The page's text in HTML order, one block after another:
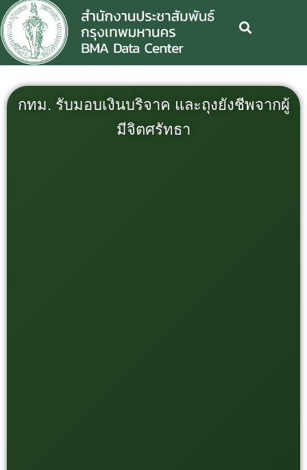
กทม. รับมอบเงินบริจาค และถุงยังชีพจากผู้
มีจิตศรัทธา